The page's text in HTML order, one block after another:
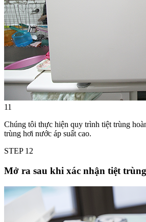
11
Chúng tôi thực hiện quy trình tiệt trùng
trùng hơi nước áp suất cao.
STEP 12
Mở ra sau khi xác nhận tiệt trùng